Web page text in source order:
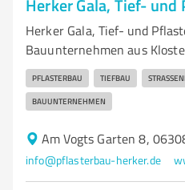
Herker Gala, Tief- und
Herker Gala, Tief- und
Bauunternehmen aus
PFLASTERBAU TIEFBAU
BAUUNTERNEHMEN
Am Vogts Garten 8,
info@pflasterbau-herker.de